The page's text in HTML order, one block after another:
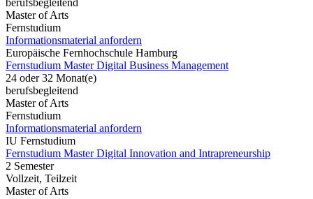
berufsbegleitend
Master of Arts
Fernstudium
Informationsmaterial anfordern
Europäische Fernhochschule Hamburg
Fernstudium Master Digital Business Management
24 oder 32 Monat(e)
berufsbegleitend
Master of Arts
Fernstudium
Informationsmaterial anfordern
IU Fernstudium
Fernstudium Master Digital Innovation and Intrapreneurship
2 Semester
Vollzeit, Teilzeit
Master of Arts